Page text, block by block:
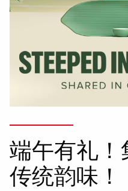
端午有礼
传统韵味！